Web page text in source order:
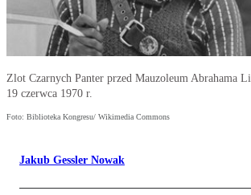
Zlot Czarnych Panter przed Mauzoleum Abrahama
19 czerwca 1970 r.
Foto: Biblioteka Kongresu/ Wikimedia Commons
Jakub Gessler Nowak